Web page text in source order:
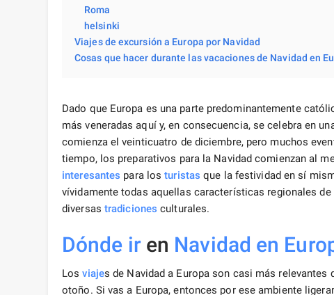
Roma
helsinki
Viajes de excursión a Europa por Navidad
Cosas que hacer durante las vacaciones de Navidad en
Dado que Europa es una parte predominantemente
más veneradas aquí y, en consecuencia, se celebra en
comienza el veinticuatro de diciembre, pero muchos
tiempo, los preparativos para la Navidad comienzan al
interesantes para losturistas que la festividad en sí
vívidamente todas aquellas características regionales
diversas tradiciones culturales.
Dónde iren Navidad en
Losviajes de Navidad a Europa son casi más
otoño. Si vas a Europa, entonces por ese ambiente